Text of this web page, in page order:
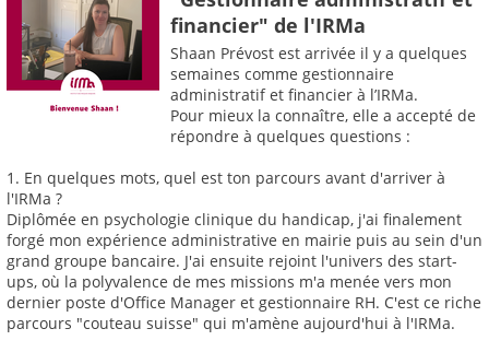
financier" de l'IRMa
Shaan Prévost est arrivée il y a quelques
semaines comme gestionnaire
administratif et financier à l’IRMa.
Pour mieux la connaître, elle a accepté de
répondre à quelques questions :
1. En quelques mots, quel est ton parcours avant d'arriver à
l'IRMa ?
Diplômée en psychologie clinique du handicap, j'ai finalement
forgé mon expérience administrative en mairie puis au sein d'un
grand groupe bancaire. J'ai ensuite rejoint l'univers des start-
ups, où la polyvalence de mes missions m'a menée vers mon
dernier poste d'Office Manager et gestionnaire RH. C'est ce riche
parcours "couteau suisse" qui m'amène aujourd'hui à l'IRMa.